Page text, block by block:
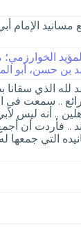
مسانيد الإمام
بن حسن، أبو
لله الذي
.. سمعت في
.. أنه ليس
.. فأردت أن
التي جمعها